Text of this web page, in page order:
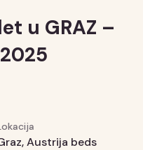
u GRAZ –
Austrija beds